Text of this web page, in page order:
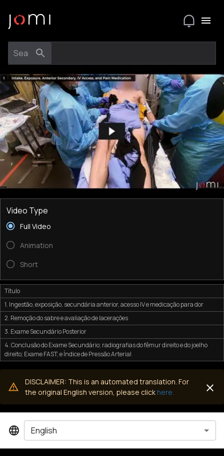
Video Type
Full Video
Animation
Short
Título
1. Ingestão, exposição, secundária anterior, acesso IV e medicação para dor
2. Remoção do sabre e avaliação de lacerações
3. Exame Secundário Posterior
4. Conclusão do Exame Secundário; radiografias do fêmur direito e do joelho
direito; Exame FAST; e Índice de Pressão Arterial
DISCLAIMER: This is an automated translation. For
the original English version, please click here.
English